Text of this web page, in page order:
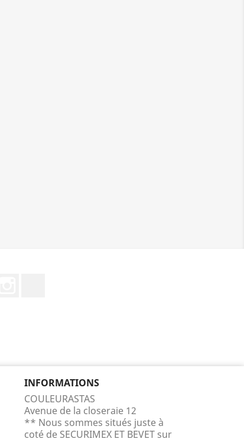
INFORMATIONS
COULEURASTAS
Avenue de la closeraie 12
** Nous sommes situés juste à
coté de SECURIMEX ET BEVET sur